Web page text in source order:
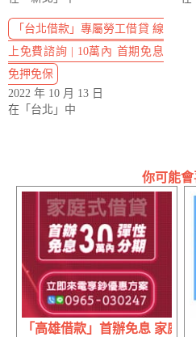
「台北借款」專屬勞工借貸 線
上免費諮詢 | 10萬內 首期免息
免押免保
2022 年 10 月 13 日
在「台北」中
你可能
「高雄借款」首辦免息 家庭